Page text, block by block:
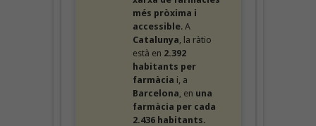
més pròxima i
accessible. A
Catalunya , la ràtio
està en 2.392
habitants per
farmàcia i, a
Barcelona , en una
farmàcia per cada
2.436 habitants.